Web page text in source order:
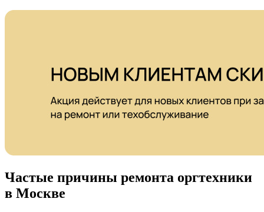
Частые причины ремонта оргтехники
в Москве